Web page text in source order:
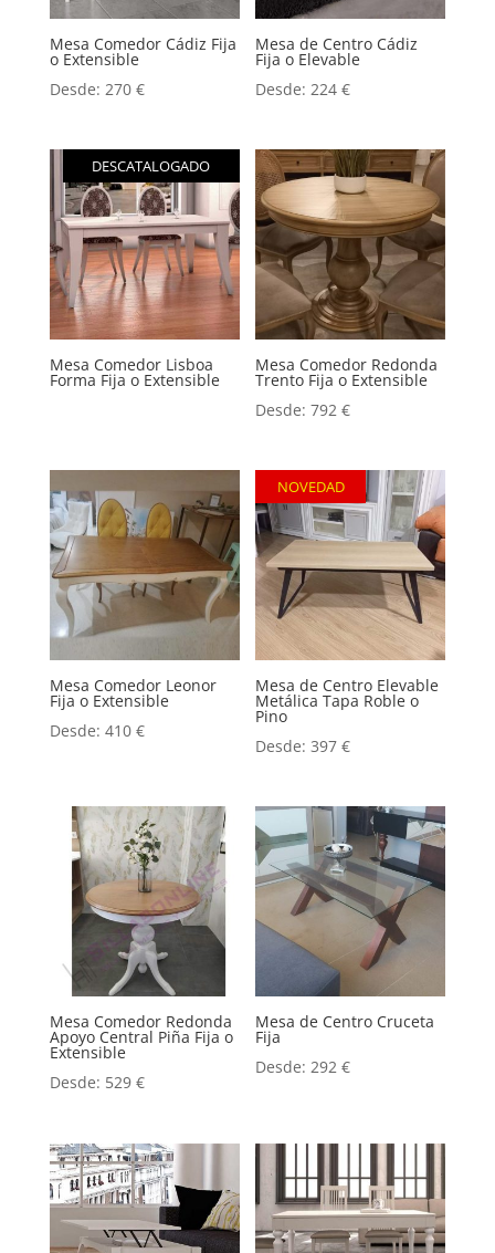
Mesa Comedor Cádiz Fija
o Extensible
Desde: 270 €
Mesa de Centro Cádiz
Fija o Elevable
Desde: 224€
DESCATALOGADO
Mesa Comedor Lisboa
Forma Fija o Extensible
Mesa Comedor Redonda
Trento Fija o Extensible
Desde:792€
Mesa Comedor Leonor
Fija o Extensible
Desde: 410 €
NOVEDAD
Mesa de Centro Elevable
Metálica Tapa Roble o
Pino
Desde:397€
Mesa Comedor Redonda
Apoyo Central Piña Fija o
Extensible
Desde: 529 €
Mesa de Centro Cruceta
Fija
Desde:292€